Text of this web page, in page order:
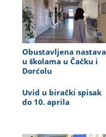
Obustavljena nastava
u školama u Čačku i
Dorćolu
Uvid u birački spisak
do 10. aprila